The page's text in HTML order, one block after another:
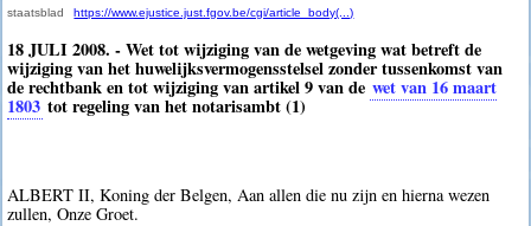
staatsblad
https://www.ejustice.just.fgov.be/cgi/article_body(...)
18 JULI 2008. - Wet tot wijziging van de wetgeving wat betreft de
wijziging van het huwelijksvermogensstelsel zonder tussenkomst van
de rechtbank en tot wijziging van artikel 9 van de wet van 16 maart
1803 tot regeling van het notarisambt (1)
ALBERT II, Koning der Belgen, Aan allen die nu zijn en hierna wezen
zullen, Onze Groet.